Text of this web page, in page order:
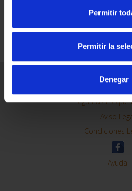
Permitir
Permitir la
Denegar
REFINAR
Información
Contacto
Preguntas
Aviso
Condiciones
Ayuda